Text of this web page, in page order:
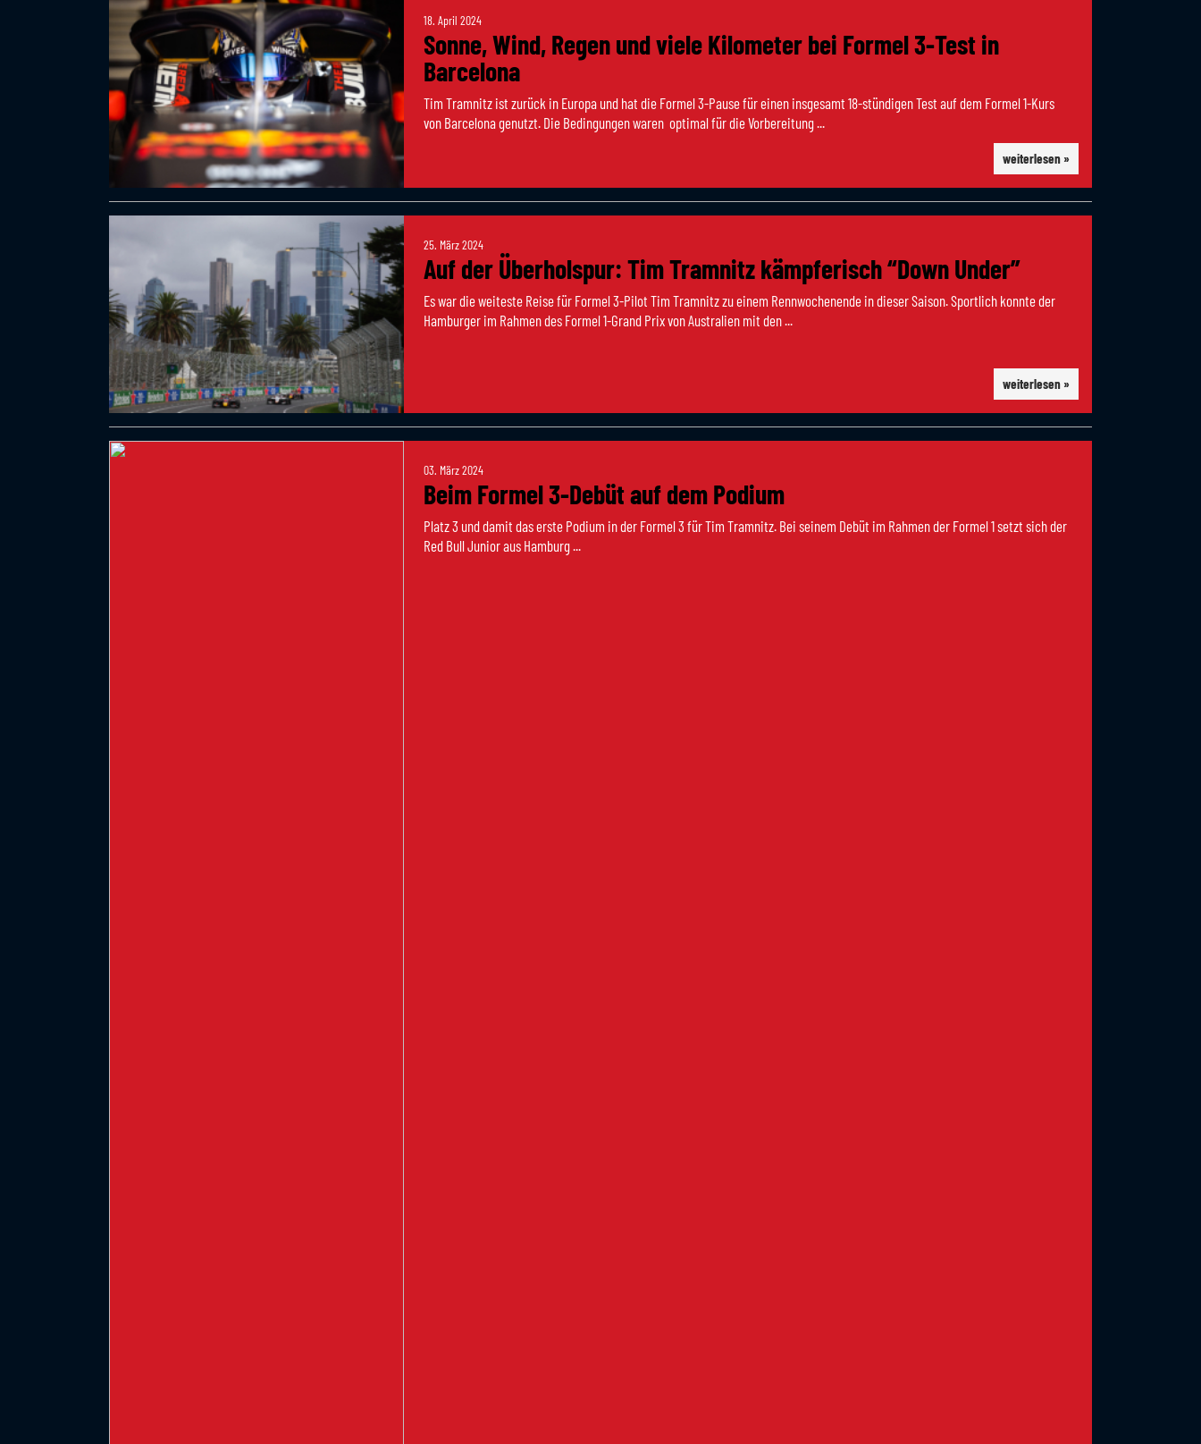
18. April 2024
Sonne, Wind, Regen und viele Kilometer bei Formel 3-Test in
Barcelona
Tim Tramnitz ist zurück in Europa und hat die Formel 3-Pause für einen insgesamt 18-stündigen Test auf dem Formel 1-Kurs
von Barcelona genutzt. Die Bedingungen waren optimal für die Vorbereitung ...
weiterlesen »
25. März 2024
Auf der Überholspur: Tim Tramnitz kämpferisch “Down Under”
Es war die weiteste Reise für Formel 3-Pilot Tim Tramnitz zu einem Rennwochenende in dieser Saison. Sportlich konnte der
Hamburger im Rahmen des Formel 1-Grand Prix von Australien mit den ...
weiterlesen »
03. März 2024
Beim Formel 3-Debüt auf dem Podium
Platz 3 und damit das erste Podium in der Formel 3 für Tim Tramnitz. Bei seinem Debüt im Rahmen der Formel 1 setzt sich der
Red Bull Junior aus Hamburg ...